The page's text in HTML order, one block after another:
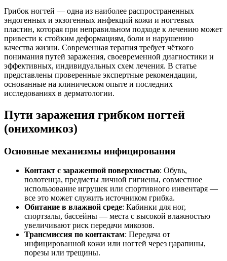
Грибок ногтей — одна из наиболее распространенных
эндогенных и экзогенных инфекций кожи и ногтевых
пластин, которая при неправильном подходе к лечению может
привести к стойким деформациям, боли и нарушению
качества жизни. Современная терапия требует чёткого
понимания путей заражения, своевременной диагностики и
эффективных, индивидуальных схем лечения. В статье
представлены проверенные экспертные рекомендации,
основанные на клиническом опыте и последних
исследованиях в дерматологии.
Пути заражения грибком ногтей
(онихомикоз)
Основные механизмы инфицирования
Контакт с зараженной поверхностью: Обувь,
полотенца, предметы личной гигиены, совместное
использование игрушек или спортивного инвентаря —
все это может служить источником грибка.
Обитание в влажной среде: Кабинки для ног,
спортзалы, бассейны — места с высокой влажностью
увеличивают риск передачи микозов.
Трансмиссия по контактам: Передача от
инфицированной кожи или ногтей через царапины,
порезы или трещины.